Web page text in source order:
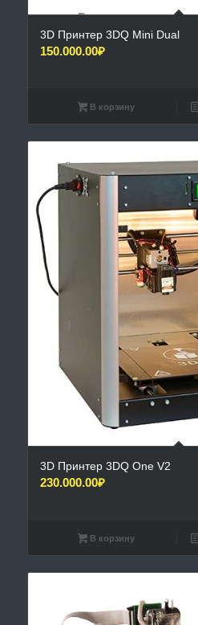
3D Принтер 3DQ Mini Dual
150.000.00₽
В корзину
3D Принтер 3DQ One V2
230.000.00₽
В корзину